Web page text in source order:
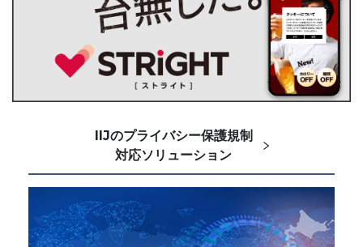
IIJのプライバシー保護規制
対応ソリューション